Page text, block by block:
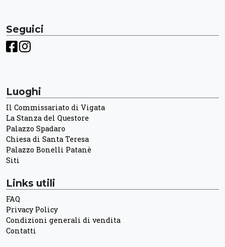
Seguici
Luoghi
Il Commissariato di Vigata
La Stanza del Questore
Palazzo Spadaro
Chiesa di Santa Teresa
Palazzo Bonelli Patanè
Siti
Links utili
FAQ
Privacy Policy
Condizioni generali di vendita
Contatti